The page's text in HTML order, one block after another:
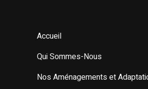
Accueil
Qui Sommes-Nous
Nos Aménagements et